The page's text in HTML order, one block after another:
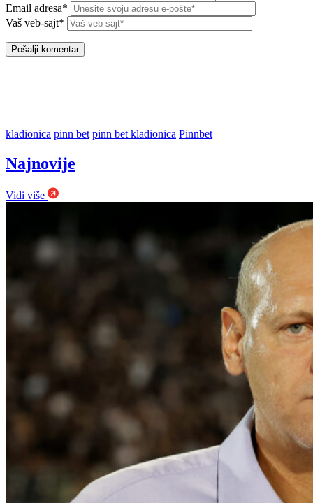
Email adresa*
Vaš veb-sajt*
kladionica pinn bet pinn bet kladionica Pinnbet
Najnovije
Vidi više